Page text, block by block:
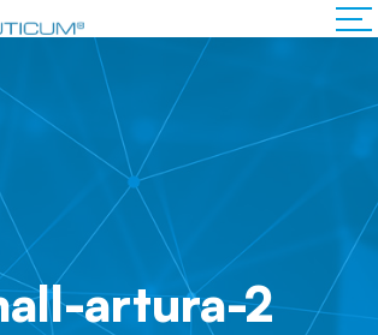
artura-2